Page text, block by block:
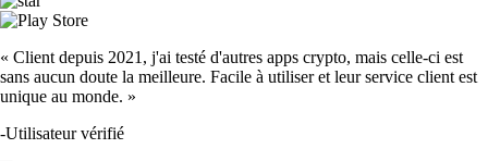
« Client depuis 2021, j'ai testé d'autres apps crypto, mais celle-ci est
sans aucun doute la meilleure. Facile à utiliser et leur service client est
unique au monde. »
-Utilisateur vérifié